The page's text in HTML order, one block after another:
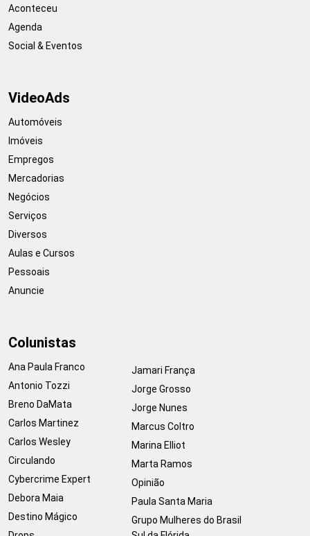
Aconteceu
Agenda
Social & Eventos
VideoAds
Automóveis
Imóveis
Empregos
Mercadorias
Negócios
Serviços
Diversos
Aulas e Cursos
Pessoais
Anuncie
Colunistas
Ana Paula Franco
Antonio Tozzi
Breno DaMata
Carlos Martinez
Carlos Wesley
Circulando
Cybercrime Expert
Debora Maia
Destino Mágico
Jamari França
Jorge Grosso
Jorge Nunes
Marcus Coltro
Marina Elliot
Marta Ramos
Opinião
Paula Santa Maria
Grupo Mulheres do Brasil